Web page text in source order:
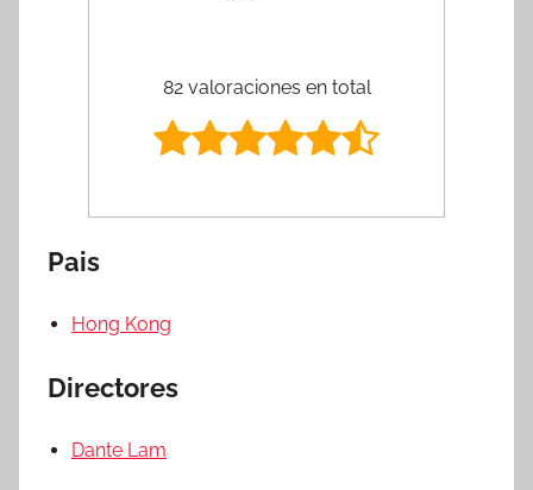
82 valoraciones en total
Pais
Hong Kong
Directores
Dante Lam